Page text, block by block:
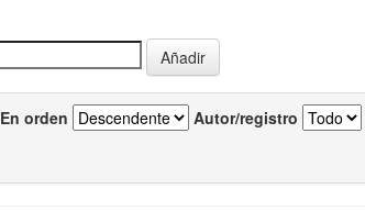
En orden Autor/registro